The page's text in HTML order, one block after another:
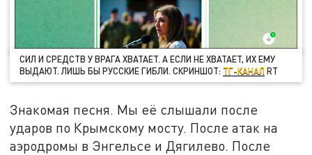
СИЛ И СРЕДСТВ У ВРАГА ХВАТАЕТ. А ЕСЛИ НЕ ХВАТАЕТ, ИХ ЕМУ
ВЫДАЮТ. ЛИШЬ БЫ РУССКИЕ ГИБЛИ. СКРИНШОТ: ТГ-КАНАЛ RT
Знакомая песня. Мы её слышали после
ударов по Крымскому мосту. После атак на
аэродромы в Энгельсе и Дягилево. После